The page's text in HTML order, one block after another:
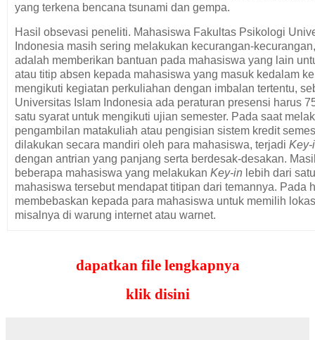
yang terkena bencana tsunami dan gempa.
Hasil obsevasi peneliti. Mahasiswa Fakultas Psikologi
Indonesia masih sering melakukan kecurangan-
adalah memberikan bantuan pada mahasiswa yang lain
atau titip absen kepada mahasiswa yang masuk kedalam
mengikuti kegiatan perkuliahan dengan imbalan tertentu,
Universitas Islam Indonesia ada peraturan presensi harus
satu syarat untuk mengikuti ujian semester. Pada saat
pengambilan matakuliah atau pengisian sistem kredit
dilakukan secara mandiri oleh para mahasiswa, terjadi
dengan antrian yang panjang serta berdesak-desakan.
beberapa mahasiswa yang melakukan Key-in lebih dari
mahasiswa tersebut mendapat titipan dari temannya. Pada
membebaskan kepada para mahasiswa untuk memilih
misalnya di warung internet atau warnet.
diwarung internet kedua lokasi ini kondisinya tidak jauh
dapatkan file lengkapnya
klik disini